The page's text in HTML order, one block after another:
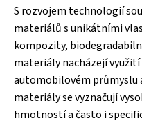
S rozvojem technologií
materiálů s unikátními
kompozity,
materiály nacházejí
automobilovém průmyslu
materiály se vyznačují
hmotností a často i